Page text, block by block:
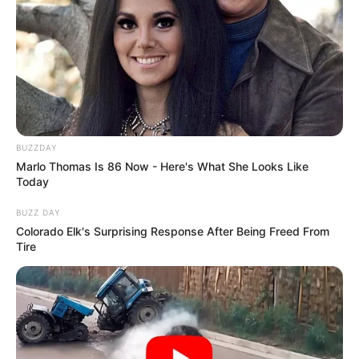
BUZZDAY
Marlo Thomas Is 86 Now - Here's What She Looks Like
Today
BUZZ DAY
Colorado Elk's Surprising Response After Being Freed From
Tire